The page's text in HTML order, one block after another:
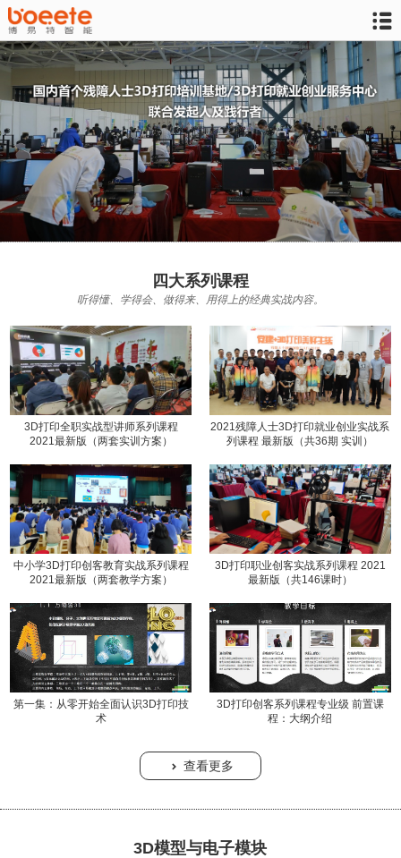

四大系列课程
听得懂、学得会、做得来、用得上的经典实战内容。
3D打印全职实战型讲师系列课程
2021最新版（两套实训方案）
2021残障人士3D打印就业创业实战系
列课程 最新版（共36期 实训）
中小学3D打印创客教育实战系列课程
2021最新版（两套教学方案）
3D打印职业创客实战系列课程 2021
最新版（共146课时）
第一集：从零开始全面认识3D打印技
术
3D打印创客系列课程专业级 前置课
程：大纲介绍
 查看更多
3D模型与电子模块